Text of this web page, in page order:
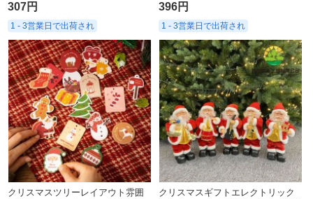
307円
1 - 3営業日で出荷され
396円
1 - 3営業日で出荷され
クリスマスツリーレイアウト雰囲
クリスマスギフトエレクトリック